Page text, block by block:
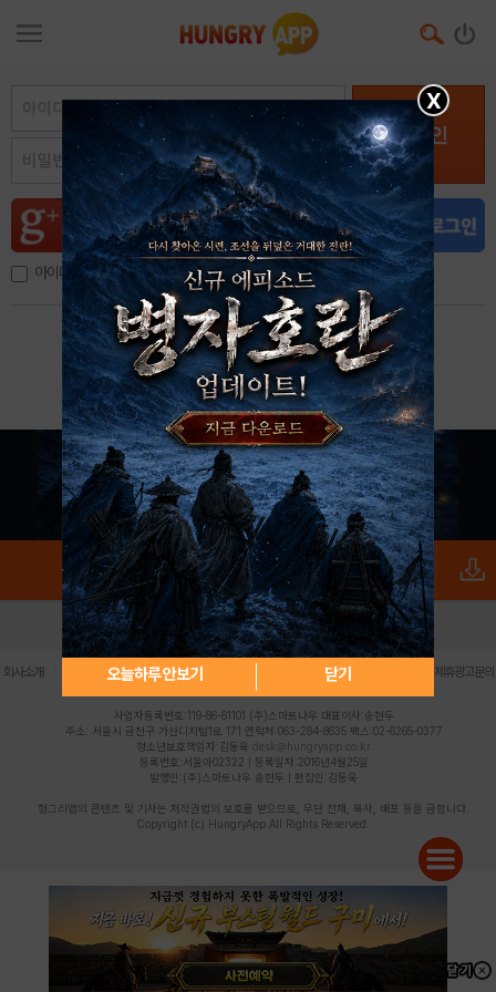
로그인
아이디, 이메일 저장
아이디 / 비밀번호 찾기 회원가입
X
오늘하루 안보기 닫기
로그인 PC버전 전체앱
회사소개 | 개인정보 처리방침 불법촬영물 신고센터 제휴광고문의
사업자등록번호:119-86-61101 (주)스마트나우 대표이사:송현두
주소: 서울시 금천구 가산디지털1로 171 연락처:063-284-8635 팩스:02-6265-0377
청소년보호책임자:김동욱 desk@hungryapp.co.kr
등록번호:서울아02322 | 등록일자:2016년4월25일
발행인:(주)스마트나우 송현두 | 편집인:김동욱
헝그리앱의 콘텐츠 및 기사는 저작권법의 보호를 받으므로, 무단 전재, 복사, 배포 등을 금합니다.
Copyright (c) HungryApp All Rights Reserved.